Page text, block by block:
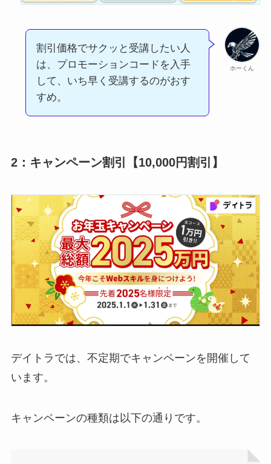
ホーくん
割引価格でサクッと受講したい人
は、プロモーションコードを入手
して、いち早く受講するのがおす
すめ。
2：キャンペーン割引【10,000円割引】
デイトラでは、不定期でキャンペーンを開催して
います。
キャンペーンの種類は以下の通りです。